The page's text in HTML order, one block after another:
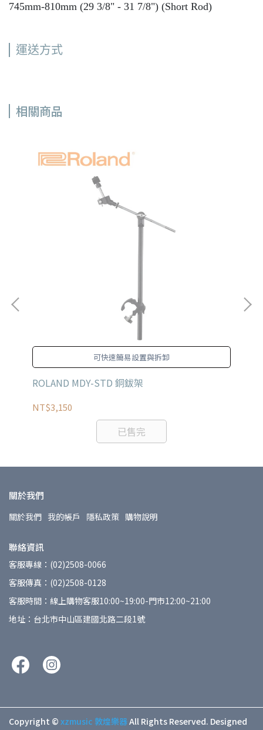
745mm-810mm (29 3/8" - 31 7/8") (Short Rod)
運送方式
相關商品
可快速簡易設置與拆卸
ROLAND MDY-STD 銅鈸架
NT$3,150
已售完
關於我們
關於我們 我的帳戶 隱私政策 購物說明
聯絡資訊
客服專線：(02)2508-0066
客服傳真：(02)2508-0128
客服時間：線上購物客服10:00~19:00-門市12:00~21:00
地址：台北市中山區建國北路二段1號
Copyright © xzmusic 敦煌樂器All Rights Reserved. Designed